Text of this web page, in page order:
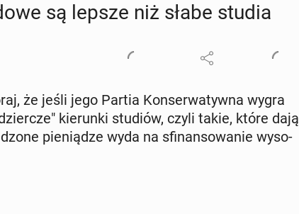
są lepsze niż słabe studia
że jeśli jego Partia Kon­ser­wa­tyw­na wygra
kie­run­ki studiów, czyli takie, które dają
pie­nią­dze wyda na sfi­nan­so­wa­nie wy­so­